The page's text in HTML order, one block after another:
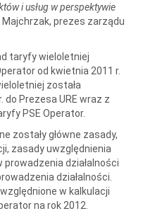
i usług w perspektywie
Majchrzak, prezes zarządu
taryfy wieloletniej
od kwietnia 2011 r.
została
do Prezesa URE wraz z
PSE Operator.
zostały główne zasady,
zasady uwzględnienia
działalności
działalności.
w kalkulacji
na rok 2012.